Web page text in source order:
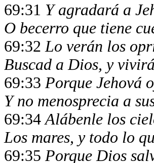
69:31 Y agradará a
O becerro que tiene
69:32Lo verán los
Buscad a Dios, y
69:33 Porque Jehová
Y no menosprecia a
69:34Alábenle los
Los mares, y todo lo
69:35 Porque Dios